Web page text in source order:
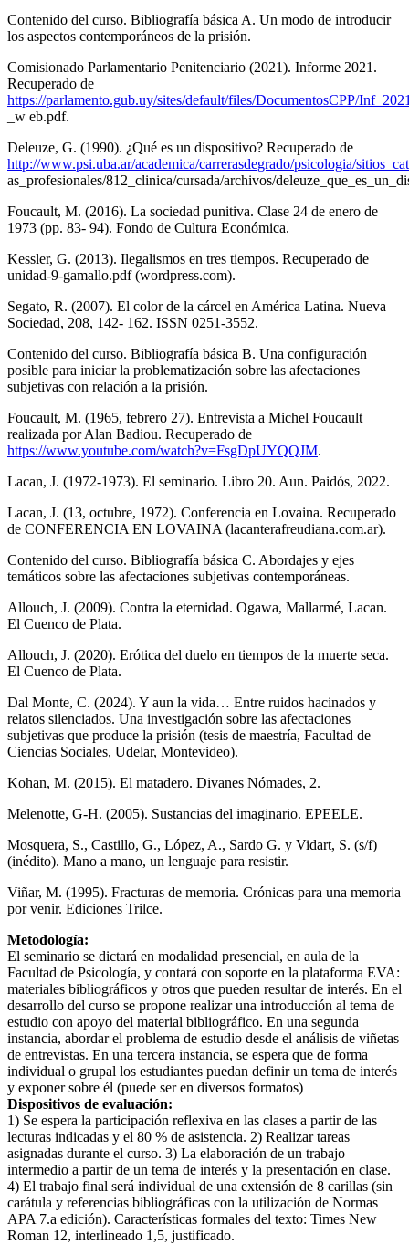
Contenido del curso. Bibliografía básica A. Un modo de introducir
los aspectos contemporáneos de la prisión.
Comisionado Parlamentario Penitenciario (2021). Informe 2021.
Recuperado de
https://parlamento.gub.uy/sites/default/files/DocumentosCPP/
_w eb.pdf.
Deleuze, G. (1990). ¿Qué es un dispositivo? Recuperado de
http://www.psi.uba.ar/academica/carrerasdegrado/psicologia/
as_profesionales/812_clinica/cursada/archivos/
Foucault, M. (2016). La sociedad punitiva. Clase 24 de enero de
1973 (pp. 83- 94). Fondo de Cultura Económica.
Kessler, G. (2013). Ilegalismos en tres tiempos. Recuperado de
unidad-9-gamallo.pdf (wordpress.com).
Segato, R. (2007). El color de la cárcel en América Latina. Nueva
Sociedad, 208, 142- 162. ISSN 0251-3552.
Contenido del curso. Bibliografía básica B. Una configuración
posible para iniciar la problematización sobre las afectaciones
subjetivas con relación a la prisión.
Foucault, M. (1965, febrero 27). Entrevista a Michel Foucault
realizada por Alan Badiou. Recuperado de
https://www.youtube.com/watch?v=FsgDpUYQQJM.
Lacan, J. (1972-1973). El seminario. Libro 20. Aun. Paidós, 2022.
Lacan, J. (13, octubre, 1972). Conferencia en Lovaina. Recuperado
de CONFERENCIA EN LOVAINA (lacanterafreudiana.com.ar).
Contenido del curso. Bibliografía básica C. Abordajes y ejes
temáticos sobre las afectaciones subjetivas contemporáneas.
Allouch, J. (2009). Contra la eternidad. Ogawa, Mallarmé, Lacan.
El Cuenco de Plata.
Allouch, J. (2020). Erótica del duelo en tiempos de la muerte seca.
El Cuenco de Plata.
Dal Monte, C. (2024). Y aun la vida… Entre ruidos hacinados y
relatos silenciados. Una investigación sobre las afectaciones
subjetivas que produce la prisión (tesis de maestría, Facultad de
Ciencias Sociales, Udelar, Montevideo).
Kohan, M. (2015). El matadero. Divanes Nómades, 2.
Melenotte, G-H. (2005). Sustancias del imaginario. EPEELE.
Mosquera, S., Castillo, G., López, A., Sardo G. y Vidart, S. (s/f)
(inédito). Mano a mano, un lenguaje para resistir.
Viñar, M. (1995). Fracturas de memoria. Crónicas para una memoria
por venir. Ediciones Trilce.
Metodología:
El seminario se dictará en modalidad presencial, en aula de la
Facultad de Psicología, y contará con soporte en la plataforma EVA:
materiales bibliográficos y otros que pueden resultar de interés. En el
desarrollo del curso se propone realizar una introducción al tema de
estudio con apoyo del material bibliográfico. En una segunda
instancia, abordar el problema de estudio desde el análisis de viñetas
de entrevistas. En una tercera instancia, se espera que de forma
individual o grupal los estudiantes puedan definir un tema de interés
y exponer sobre él (puede ser en diversos formatos)
Dispositivos de evaluación:
1) Se espera la participación reflexiva en las clases a partir de las
lecturas indicadas y el 80 % de asistencia. 2) Realizar tareas
asignadas durante el curso. 3) La elaboración de un trabajo
intermedio a partir de un tema de interés y la presentación en clase.
4) El trabajo final será individual de una extensión de 8 carillas (sin
carátula y referencias bibliográficas con la utilización de Normas
APA 7.a edición). Características formales del texto: Times New
Roman 12, interlineado 1,5, justificado.